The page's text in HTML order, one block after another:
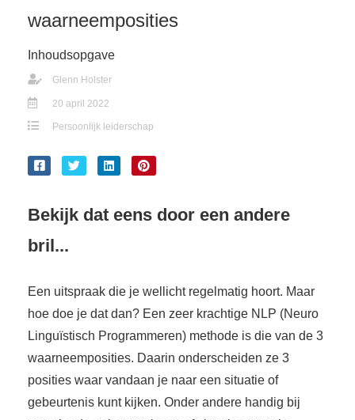
waarneemposities
Inhoudsopgave
Glenn Holster
20 april 2022
Persoonlijk leiderschap
Bekijk dat eens door een andere
bril...
Een uitspraak die je wellicht regelmatig hoort. Maar
hoe doe je dat dan? Een zeer krachtige NLP (Neuro
Linguïstisch Programmeren) methode is die van de 3
waarneemposities. Daarin onderscheiden ze 3
posities waar vandaan je naar een situatie of
gebeurtenis kunt kijken. Onder andere handig bij